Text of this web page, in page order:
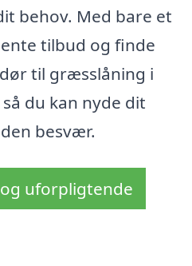
behov. Med bare et
tilbud og finde
til græsslåning i
du kan nyde dit
besvær.
uforpligtende